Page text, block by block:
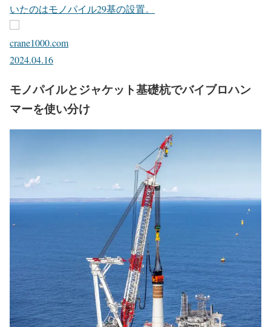
いたのはモノパイル29基の設置。
crane1000.com
2024.04.16
モノパイルとジャケット基礎杭でバイブロハン
マーを使い分け